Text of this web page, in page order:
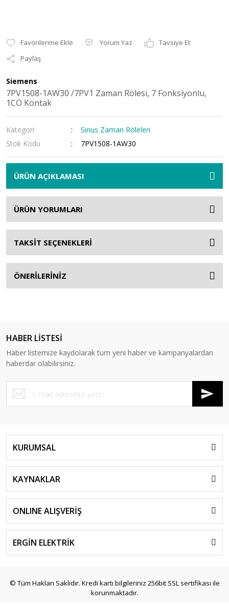
Yorum Yaz
Tavsiye Et
Paylaş
Siemens
7PV1508-1AW30 /7PV1 Zaman Rölesi, 7 Fonksiyonlu,
1CO Kontak
Kategori
Sirius Zaman Röleleri
Stok Kodu
7PV1508-1AW30
ÜRÜN AÇIKLAMASI
ÜRÜN YORUMLARI
TAKSİT SEÇENEKLERİ
ÖNERİLERİNİZ
HABER LİSTESİ
Haber listemize kaydolarak tüm yeni haber ve kampanyalardan
haberdar olabilirsiniz.
KURUMSAL
KAYNAKLAR
ONLINE ALIŞVERİŞ
ERGİN ELEKTRİK
© Tüm Hakları Saklıdır. Kredi kartı bilgileriniz 256bit SSL sertifikası ile
korunmaktadır.